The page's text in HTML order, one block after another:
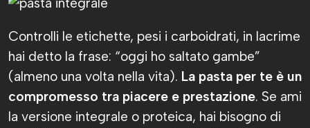
Controlli le etichette, pesi i carboidrati, in lacrime
hai detto la frase: “oggi ho saltato gambe”
(almeno una volta nella vita). La pasta per te è un
compromesso tra piacere e prestazione. Se ami
la versione integrale o proteica, hai bisogno di